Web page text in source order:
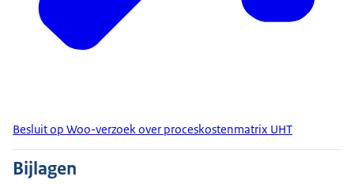
Besluit op Woo-verzoek over proceskostenmatrix UHT
Bijlagen